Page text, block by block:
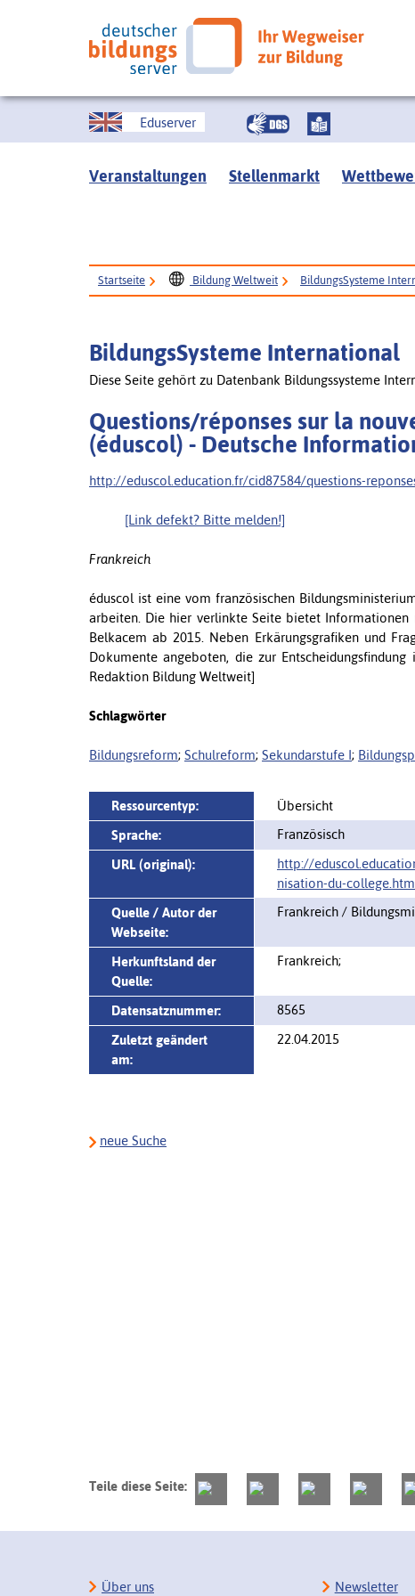
Eduserver
Veranstaltungen Stellenmarkt
Startseite Bildung Weltweit BildungsSysteme
BildungsSysteme International
Diese Seite gehört zu Datenbank Bildungssysteme
Questions/réponses sur la
(éduscol) - Deutsche
http://eduscol.education.fr/cid87584/questions-
[Link defekt? Bitte melden!]
Frankreich
éduscol ist eine vom französischen
arbeiten. Die hier verlinkte Seite bietet
Belkacem ab 2015. Neben Erkärungsgrafiken und
Dokumente angeboten, die zur
Redaktion Bildung Weltweit]
Schlagwörter
Bildungsreform; Schulreform; Sekundarstufe I;
Ressourcentyp:
Übersicht
Sprache:
Französisch
URL (original):
http://
nisation-du-
Quelle / Autor der
Webseite:
Frankreich /
Herkunftsland der
Quelle:
Frankreich;
Datensatznummer:
8565
Zuletzt geändert
am:
22.04.2015
neue Suche
Teile diese Seite:
Über uns Newsletter